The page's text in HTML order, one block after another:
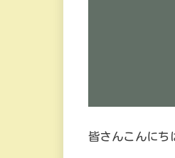
皆さんこんにち